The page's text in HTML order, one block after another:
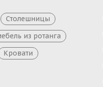
Столешницы
из ротанга
Кровати